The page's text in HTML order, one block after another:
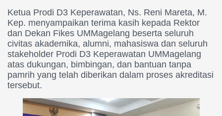
Ketua Prodi D3 Keperawatan, Ns. Reni Mareta, M.
Kep. menyampaikan terima kasih kepada Rektor
dan Dekan Fikes UMMagelang beserta seluruh
civitas akademika, alumni, mahasiswa dan seluruh
stakeholder Prodi D3 Keperawatan UMMagelang
atas dukungan, bimbingan, dan bantuan tanpa
pamrih yang telah diberikan dalam proses akreditasi
tersebut.